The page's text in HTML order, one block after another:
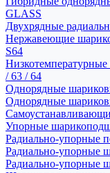
GLASS
Двухрядные
Нержавеющие
S64
/ 63 / 64
Однорядные
Однорядные
Упорные
Радиально-упорные
Радиально-упорные
Радиально-упорные